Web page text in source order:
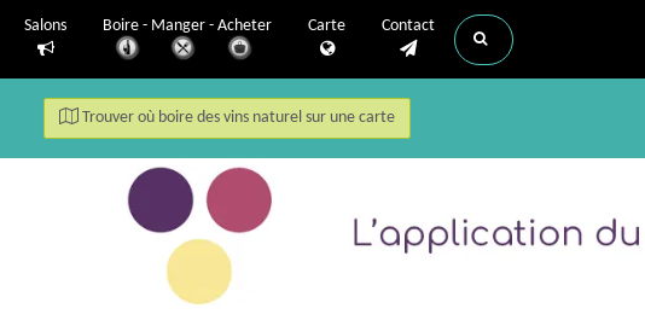
Salons Boire - Manger - Acheter Carte Contact
Trouver où boire des vins naturel sur une carte